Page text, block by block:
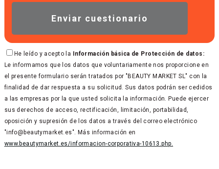
He leído y acepto la
Información básica de Protección de datos:
Le informamos que los datos que voluntariamente nos proporcione en
el presente formulario serán tratados por "BEAUTY MARKET SL" con la
finalidad de dar respuesta a su solicitud. Sus datos podrán ser cedidos
a las empresas por la que usted solicita la información. Puede ejercer
sus derechos de acceso, rectificación, limitación, portabilidad,
oposición y supresión de los datos a través del correo electrónico
"info@beautymarket.es". Más información en
www.beautymarket.es/informacion-corporativa-10613.php.